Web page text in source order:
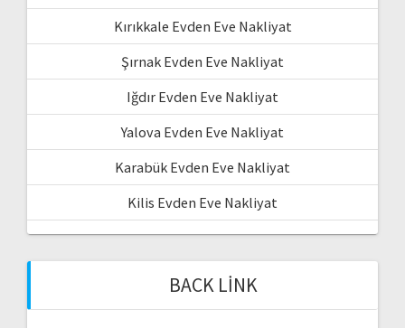
Kırıkkale Evden Eve Nakliyat
Şırnak Evden Eve Nakliyat
Iğdır Evden Eve Nakliyat
Yalova Evden Eve Nakliyat
Karabük Evden Eve Nakliyat
Kilis Evden Eve Nakliyat
BACK LINK